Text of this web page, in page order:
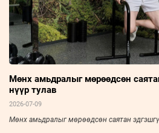
Мөнх амьдралыг мөрөөдсөн
нүүр тулав
2026-07-09
Мөнх амьдралыг мөрөөдсөн саятан